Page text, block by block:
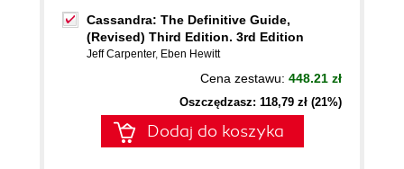
Cassandra: The Definitive Guide,
(Revised) Third Edition. 3rd Edition
Jeff Carpenter, Eben Hewitt
Cena zestawu: 448.21 zł
Oszczędzasz: 118,79 zł (21%)
Dodaj do koszyka